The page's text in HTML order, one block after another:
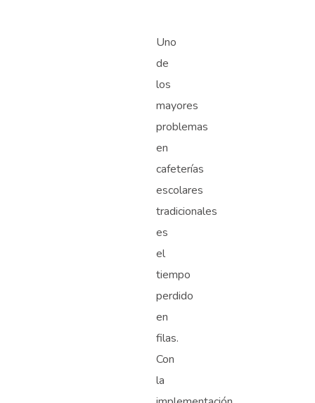
Uno
de
los
mayores
problemas
en
cafeterías
escolares
tradicionales
es
el
tiempo
perdido
en
filas.
Con
la